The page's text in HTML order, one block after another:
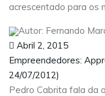
acrescentado para os
Autor: Fernando
Abril 2, 2015
Empreendedores:
24/07/2012)
Pedro Cabrita fala da